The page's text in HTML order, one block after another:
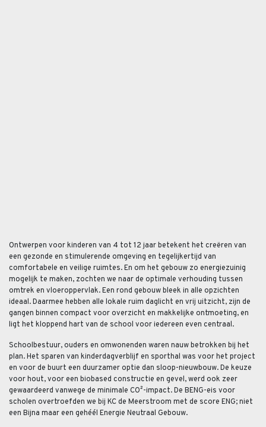
Ontwerpen voor kinderen van 4 tot 12 jaar betekent het creëren van
een gezonde en stimulerende omgeving en tegelijkertijd van
comfortabele en veilige ruimtes. En om het gebouw zo energiezuinig
mogelijk te maken, zochten we naar de optimale verhouding tussen
omtrek en vloeroppervlak. Een rond gebouw bleek in alle opzichten
ideaal. Daarmee hebben alle lokale ruim daglicht en vrij uitzicht, zijn de
gangen binnen compact voor overzicht en makkelijke ontmoeting, en
ligt het kloppend hart van de school voor iedereen even centraal.
Schoolbestuur, ouders en omwonenden waren nauw betrokken bij het
plan. Het sparen van kinderdagverblijf en sporthal was voor het project
en voor de buurt een duurzamer optie dan sloop-nieuwbouw. De keuze
voor hout, voor een biobased constructie en gevel, werd ook zeer
gewaardeerd vanwege de minimale CO²-impact. De BENG-eis voor
scholen overtroefden we bij KC de Meerstroom met de score ENG; niet
een Bijna maar een gehéél Energie Neutraal Gebouw.